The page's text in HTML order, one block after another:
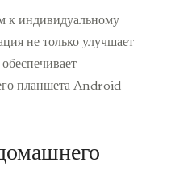
к индивидуальному
не только улучшает
планшета Android